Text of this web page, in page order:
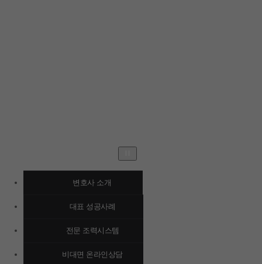
변호사 소개
대표 성공사례
전문 조력시스템
비대면 온라인상담